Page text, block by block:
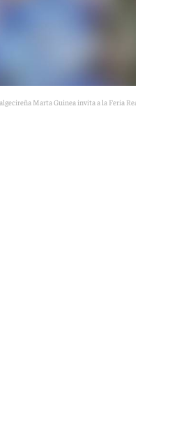
Marta Guinea invita a la Feria Real de Algeciras